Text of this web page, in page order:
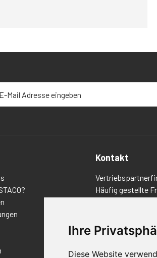
Ihre
Diese Website
Adresse eingeben
Kontakt
Häufig gestellte
Richtlinien/AGBs